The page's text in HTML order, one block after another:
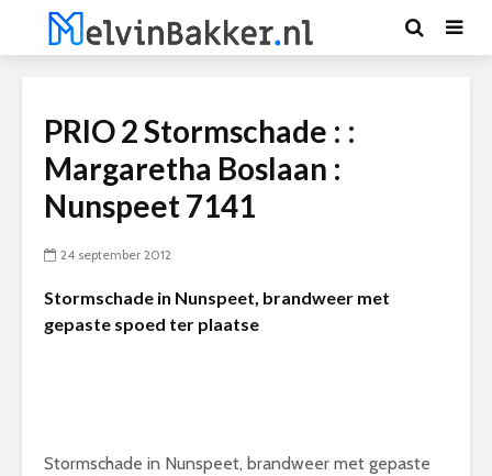
PRIO 2 Stormschade : :
Margaretha Boslaan :
Nunspeet 7141
24 september 2012
Stormschade in Nunspeet, brandweer met
gepaste spoed ter plaatse
Stormschade in Nunspeet, brandweer met gepaste